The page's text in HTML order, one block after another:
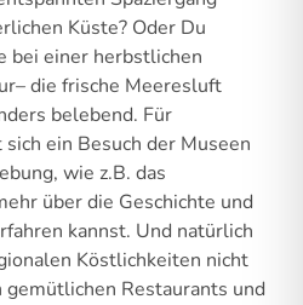
Küste? Oder Du
bei einer herbstlichen
die frische Meeresluft
belebend. Für
ein Besuch der Museen
wie z.B. das
über die Geschichte und
kannst. Und natürlich
Köstlichkeiten nicht
Restaurants und